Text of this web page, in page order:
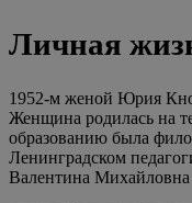
Личная
1952-м женой Юрия
Женщина родилась на
образованию была
Ленинградском
Валентина Михайловна